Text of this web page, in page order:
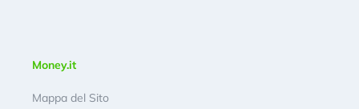
Money.it
Mappa del Sito